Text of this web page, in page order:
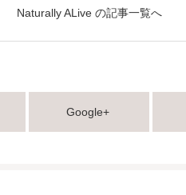
Naturally ALive の記事一覧へ
Google+